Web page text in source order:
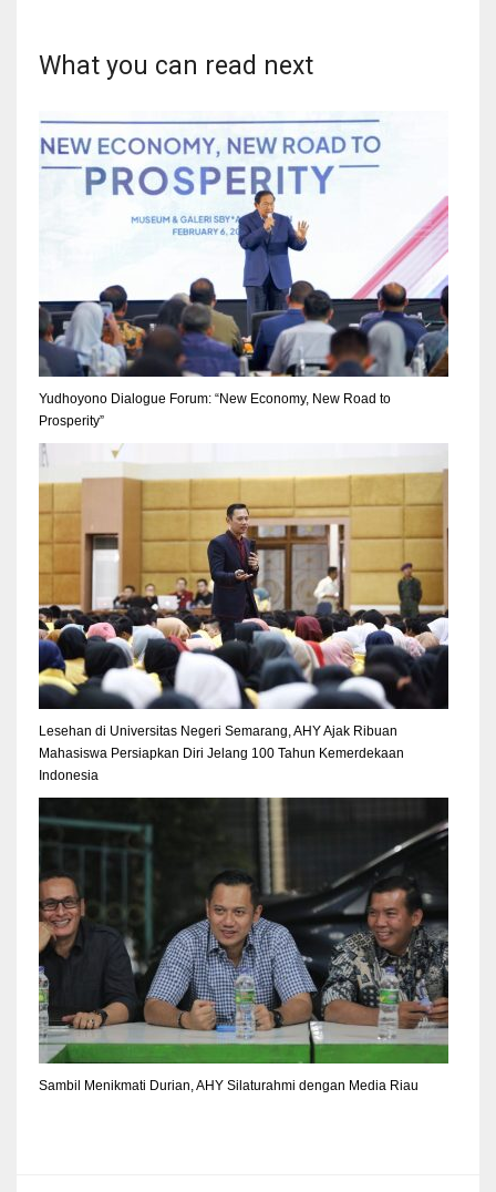
What you can read next
Yudhoyono Dialogue Forum: “New Economy, New Road to
Prosperity”
Lesehan di Universitas Negeri Semarang, AHY Ajak Ribuan
Mahasiswa Persiapkan Diri Jelang 100 Tahun Kemerdekaan
Indonesia
Sambil Menikmati Durian, AHY Silaturahmi dengan Media Riau